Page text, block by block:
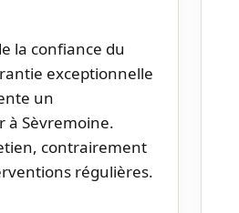
la confiance du
exceptionnelle
un
à Sèvremoine.
contrairement
régulières.